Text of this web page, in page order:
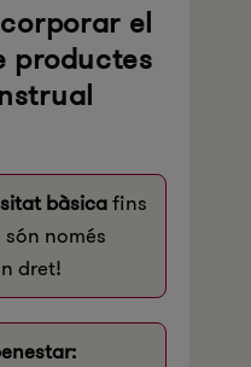
el
productes
bàsicafins
només
dret!